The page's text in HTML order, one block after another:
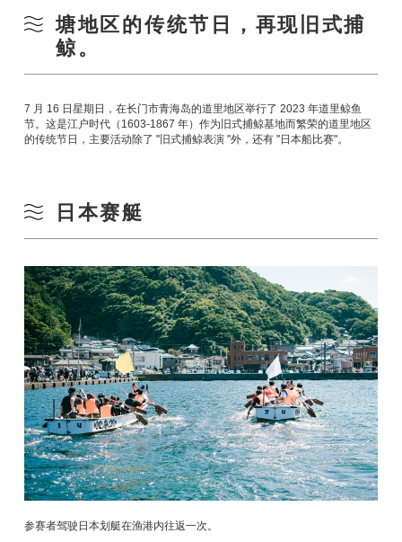
塘地区的传统节日，再现旧式捕
鲸。
7 月 16 日星期日，在长门市青海岛的道里地区举行了 2023 年道里鲸鱼
节。这是江户时代（1603-1867 年）作为旧式捕鲸基地而繁荣的道里地区
的传统节日，主要活动除了 "旧式捕鲸表演 "外，还有 "日本船比赛"。
日本赛艇
参赛者驾驶日本划艇在渔港内往返一次。